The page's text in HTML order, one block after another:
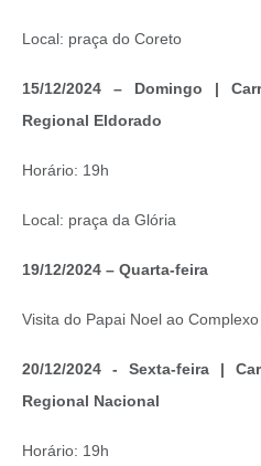
Local: praça do Coreto
15/12/2024 – Domingo |
Regional Eldorado
Horário: 19h
Local: praça da Glória
19/12/2024 – Quarta-feira
Visita do Papai Noel ao
20/12/2024 - Sexta-feira |
Regional Nacional
Horário: 19h